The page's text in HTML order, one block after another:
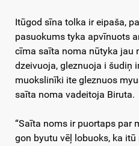
Itūgod sīna tolka ir eipaša,
pasuokums tyka apvīnuots
cīma saīta noma nūtyka jau
dzeivuoja, gleznuoja i šudiņ
muokslinīki ite gleznuos
saīta noma vadeitoja Biruta.
“Saīta noms ir puortaps par
gon byutu vēļ lobuoks, ka